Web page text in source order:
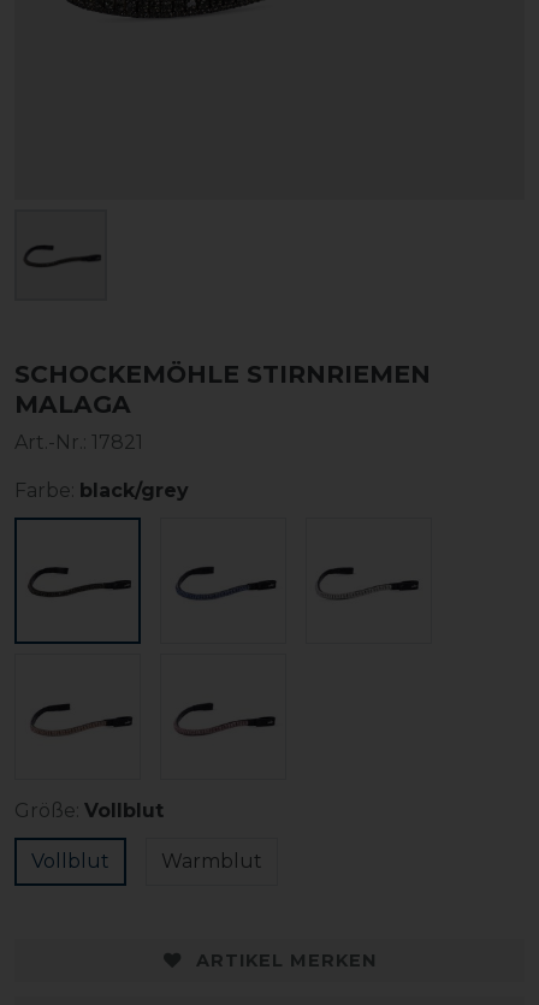
SCHOCKEMÖHLE STIRNRIEMEN
MALAGA
Art.-Nr.: 17821
Farbe: black/grey
Größe: Vollblut
Vollblut Warmblut
ARTIKEL MERKEN